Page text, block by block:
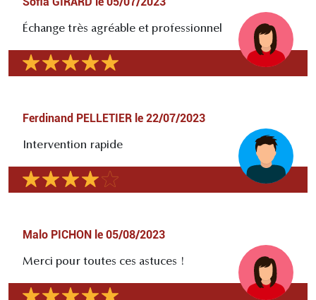
Échange très agréable et professionnel
Ferdinand PELLETIER le 22/07/2023
Intervention rapide
Malo PICHON le 05/08/2023
Merci pour toutes ces astuces !